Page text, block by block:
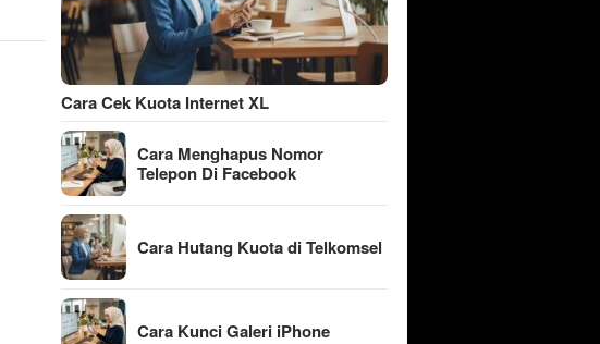
Cara Cek Kuota Internet XL
Cara Menghapus Nomor
Telepon Di Facebook
Cara Hutang Kuota di Telkomsel
Cara Kunci Galeri iPhone